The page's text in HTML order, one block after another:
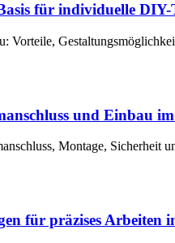
für individuelle DIY-
Vorteile,
und Einbau
Montage, Sicherheit
für präzises Arbeiten